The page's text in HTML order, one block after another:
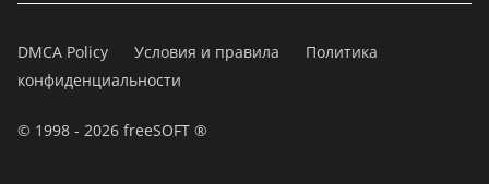
DMCA Policy Условия и правила
Политика
конфиденциальности
© 1998 - 2026 freeSOFT ®